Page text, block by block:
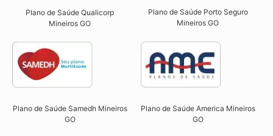
Plano de Saúde Qualicorp
Mineiros GO​
Plano de Saúde Porto Seguro
Mineiros GO​
Plano de Saúde Samedh Mineiros
GO
Plano de Saúde America Mineiros
GO